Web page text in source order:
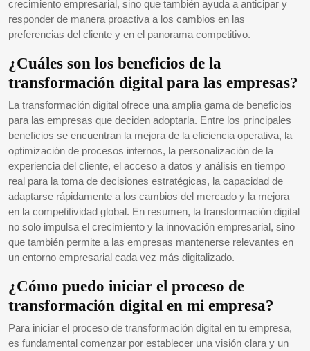
crecimiento empresarial, sino que también ayuda a anticipar y
responder de manera proactiva a los cambios en las
preferencias del cliente y en el panorama competitivo.
¿Cuáles son los beneficios de la
transformación digital para las empresas?
La transformación digital ofrece una amplia gama de beneficios
para las empresas que deciden adoptarla. Entre los principales
beneficios se encuentran la mejora de la eficiencia operativa, la
optimización de procesos internos, la personalización de la
experiencia del cliente, el acceso a datos y análisis en tiempo
real para la toma de decisiones estratégicas, la capacidad de
adaptarse rápidamente a los cambios del mercado y la mejora
en la competitividad global. En resumen, la transformación digital
no solo impulsa el crecimiento y la innovación empresarial, sino
que también permite a las empresas mantenerse relevantes en
un entorno empresarial cada vez más digitalizado.
¿Cómo puedo iniciar el proceso de
transformación digital en mi empresa?
Para iniciar el proceso de transformación digital en tu empresa,
es fundamental comenzar por establecer una visión clara y un